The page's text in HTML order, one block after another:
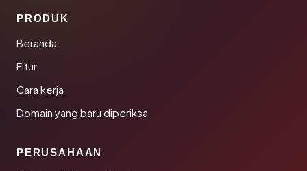
PRODUK
Beranda
Fitur
Cara kerja
Domain yang baru diperiksa
PERUSAHAAN